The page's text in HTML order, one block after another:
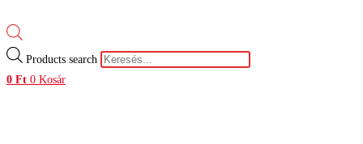
Products search
0 Ft 0 Kosár